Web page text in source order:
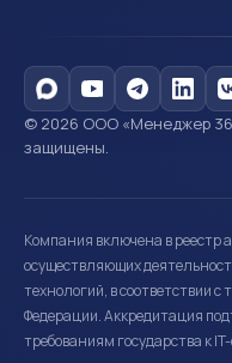
© 2026 ООО «Менеджер
защищены.
Компания включена в реестр
осуществляющих
технологий, в соответствии
Федерации. Аккредитация
требованиям государства к